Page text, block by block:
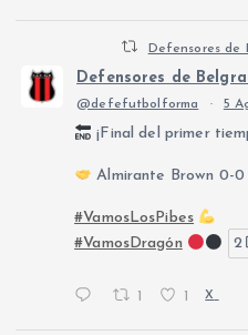
Defensores de
Defensores de
@defefutbolforma · 5
¡Final del primer
Almirante Brown 0-
#VamosLosPibes
#VamosDragón
2
1 1 X